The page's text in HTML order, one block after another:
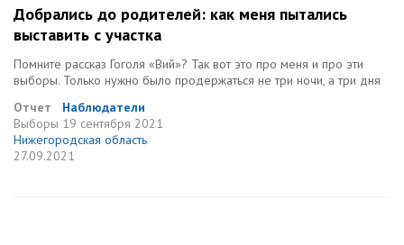
Добрались до родителей: как меня пытались
выставить с участка
Помните рассказ Гоголя «Вий»? Так вот это про меня и про эти
выборы. Только нужно было продержаться не три ночи, а три дня
Отчет
Наблюдатели
Выборы 19 сентября 2021
Нижегородская область
27.09.2021